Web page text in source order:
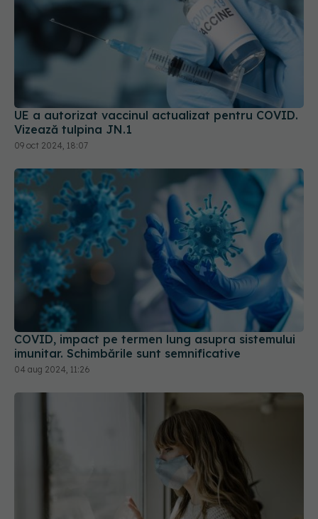
UE a autorizat vaccinul actualizat pentru COVID.
09 oct 2024, 18:07
COVID, impact pe termen lung asupra sistemului
imunitar. Schimbările sunt semnificative
04 aug 2024, 11:26